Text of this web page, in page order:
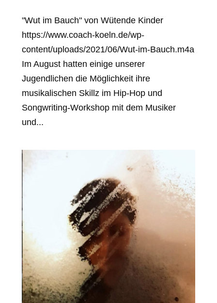
"Wut im Bauch" von Wütende Kinder
https://www.coach-koeln.de/wp-
content/uploads/2021/06/Wut-im-Bauch.m4a
Im August hatten einige unserer
Jugendlichen die Möglichkeit ihre
musikalischen Skillz im Hip-Hop und
Songwriting-Workshop mit dem Musiker
und...